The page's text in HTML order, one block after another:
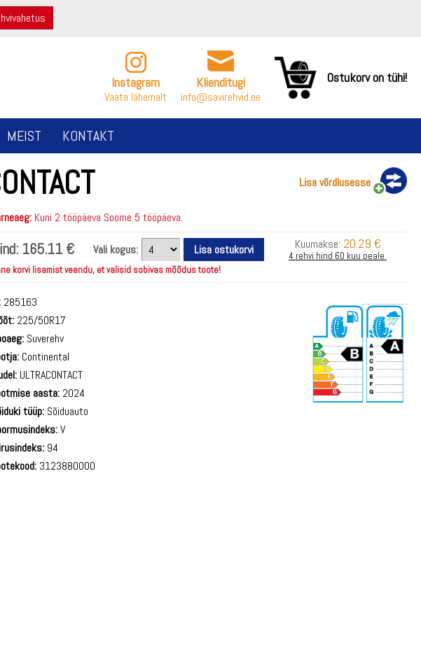
Instagram
Vaata lähemalt
Klienditugi
info@savirehvid.ee
Ostukorv on tühi!
MEIST KONTAKT
Lisa võrdlusesse
Kuni 2 tööpäeva Soome 5 tööpäeva.
165.11 € Vali kogus: Kuumakse: 20.29 €
4 rehvi hind 60 kuu peale.
korvi lisamist veendu, et valisid sobivas mõõdus toote!
285163
225/50R17
Suverehv
Continental
ULTRACONTACT
aasta: 2024
tüüp: Sõiduauto
V
94
3123880000